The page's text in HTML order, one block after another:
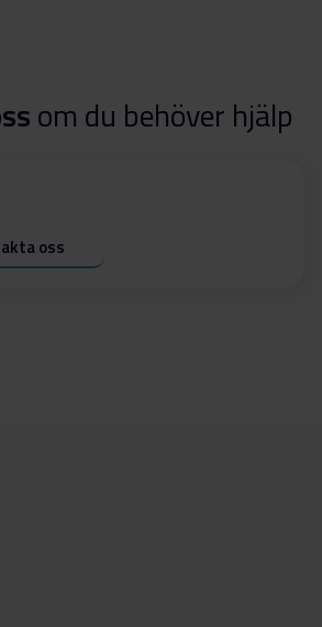
om du behöver hjälp
oss